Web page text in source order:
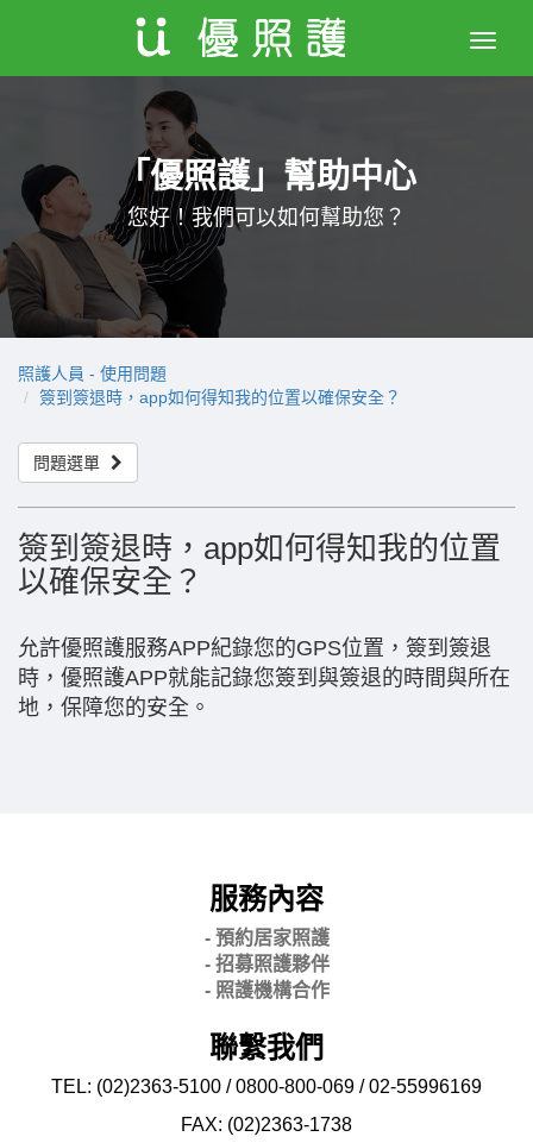
Toggle
「優照護」幫助中心
您好！我們可以如何幫助您？
照護人員 - 使用問題
簽到簽退時，app如何得知我的位置以確保安全？
問題選單
簽到簽退時，app如何得知我的位置
以確保安全？
允許優照護服務APP紀錄您的GPS位置，簽到簽退
時，優照護APP就能記錄您簽到與簽退的時間與所在
地，保障您的安全。
服務內容
- 預約居家照護
- 招募照護夥伴
- 照護機構合作
聯繫我們
TEL: (02)2363-5100 / 0800-800-069 / 02-55996169
FAX: (02)2363-1738